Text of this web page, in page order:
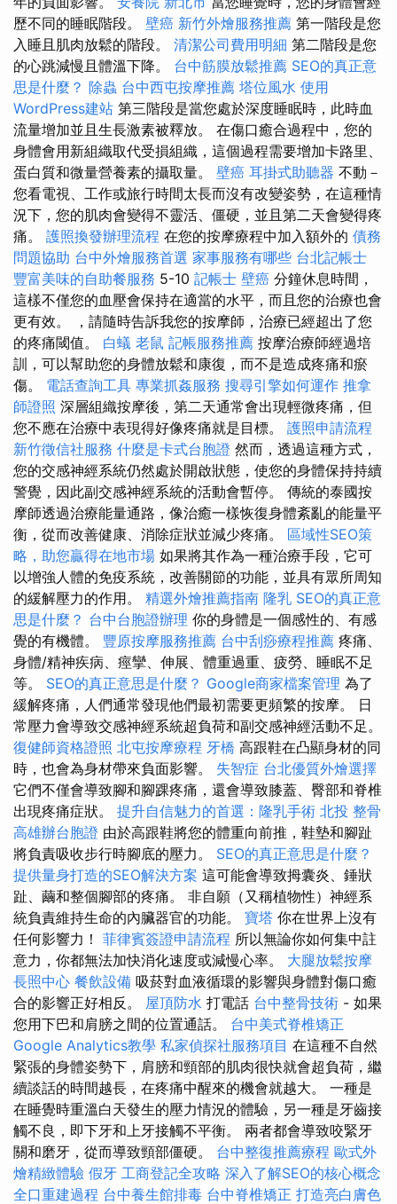
歷不同的睡眠階段。 壁癌 新竹外燴服務推薦 第一階段是您
入睡且肌肉放鬆的階段。 清潔公司費用明細 第二階段是您
的心跳減慢且體溫下降。 台中筋膜放鬆推薦 SEO的真正意
思是什麼？ 除蟲 台中西屯按摩推薦 塔位風水 使用
WordPress建站 第三階段是當您處於深度睡眠時，此時血
流量增加並且生長激素被釋放。 在傷口癒合過程中，您的
身體會用新組織取代受損組織，這個過程需要增加卡路里、
蛋白質和微量營養素的攝取量。 壁癌 耳掛式助聽器 不動－
您看電視、工作或旅行時間太長而沒有改變姿勢，在這種情
況下，您的肌肉會變得不靈活、僵硬，並且第二天會變得疼
痛。 護照換發辦理流程 在您的按摩療程中加入額外的 債務
問題協助 台中外燴服務首選 家事服務有哪些 台北記帳士
豐富美味的自助餐服務 5-10 記帳士 壁癌 分鐘休息時間，
這樣不僅您的血壓會保持在適當的水平，而且您的治療也會
更有效。 ，請隨時告訴我您的按摩師，治療已經超出了您
的疼痛閾值。 白蟻 老鼠 記帳服務推薦 按摩治療師經過培
訓，可以幫助您的身體放鬆和康復，而不是造成疼痛和瘀
傷。 電話查詢工具 專業抓姦服務 搜尋引擎如何運作 推拿
師證照 深層組織按摩後，第二天通常會出現輕微疼痛，但
您不應在治療中表現得好像疼痛就是目標。 護照申請流程
新竹徵信社服務 什麼是卡式台胞證 然而，透過這種方式，
您的交感神經系統仍然處於開啟狀態，使您的身體保持持續
警覺，因此副交感神經系統的活動會暫停。 傳統的泰國按
摩師透過治療能量通路，像治癒一樣恢復身體紊亂的能量平
衡，從而改善健康、消除症狀並減少疼痛。 區域性SEO策
略，助您贏得在地市場 如果將其作為一種治療手段，它可
以增強人體的免疫系統，改善關節的功能，並具有眾所周知
的緩解壓力的作用。 精選外燴推薦指南 隆乳 SEO的真正意
思是什麼？ 台中台胞證辦理 你的身體是一個感性的、有感
覺的有機體。 豐原按摩服務推薦 台中刮痧療程推薦 疼痛、
身體/精神疾病、痙攣、伸展、體重過重、疲勞、睡眠不足
等。 SEO的真正意思是什麼？ Google商家檔案管理 為了
緩解疼痛，人們通常發現他們最初需要更頻繁的按摩。 日
常壓力會導致交感神經系統超負荷和副交感神經活動不足。
復健師資格證照 北屯按摩療程 牙橋 高跟鞋在凸顯身材的同
時，也會為身材帶來負面影響。 失智症 台北優質外燴選擇
它們不僅會導致腳和腳踝疼痛，還會導致膝蓋、臀部和脊椎
出現疼痛症狀。 提升自信魅力的首選：隆乳手術 北投 整骨
高雄辦台胞證 由於高跟鞋將您的體重向前推，鞋墊和腳趾
將負責吸收步行時腳底的壓力。 SEO的真正意思是什麼？
提供量身打造的SEO解決方案 這可能會導致拇囊炎、錘狀
趾、繭和整個腳部的疼痛。 非自願（又稱植物性）神經系
統負責維持生命的內臟器官的功能。 寶塔 你在世界上沒有
任何影響力！ 菲律賓簽證申請流程 所以無論你如何集中註
意力，你都無法加快消化速度或減慢心率。 大腿放鬆按摩
長照中心 餐飲設備 吸菸對血液循環的影響與身體對傷口癒
合的影響正好相反。 屋頂防水 打電話 台中整骨技術 - 如果
您用下巴和肩膀之間的位置通話。 台中美式脊椎矯正
Google Analytics教學 私家偵探社服務項目 在這種不自然
緊張的身體姿勢下，肩膀和頸部的肌肉很快就會超負荷，繼
續談話的時間越長，在疼痛中醒來的機會就越大。 一種是
在睡覺時重溫白天發生的壓力情況的體驗，另一種是牙齒接
觸不良，即下牙和上牙接觸不平衡。 兩者都會導致咬緊牙
關和磨牙，從而導致頸部僵硬。 台中整復推薦療程 歐式外
燴精緻體驗 假牙 工商登記全攻略 深入了解SEO的核心概念
全口重建過程 台中養生館排毒 台中脊椎矯正 打造亮白膚色